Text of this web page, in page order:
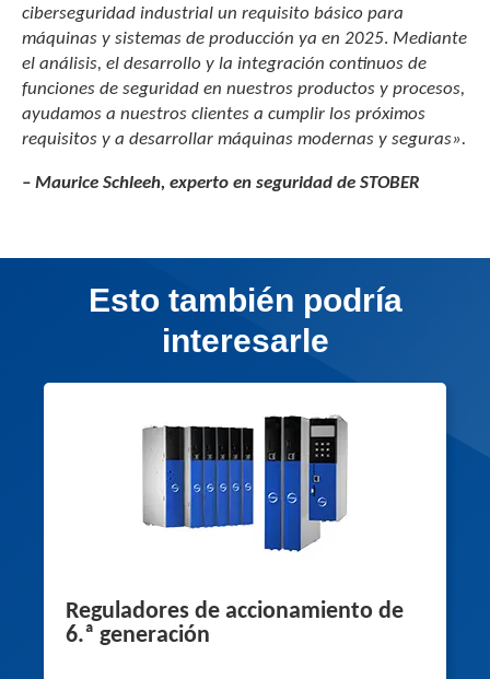
ciberseguridad industrial un requisito básico para
máquinas y sistemas de producción ya en 2025. Mediante
el análisis, el desarrollo y la integración continuos de
funciones de seguridad en nuestros productos y procesos,
ayudamos a nuestros clientes a cumplir los próximos
requisitos y a desarrollar máquinas modernas y seguras».
– Maurice Schleeh, experto en seguridad de STOBER
Esto también podría
interesarle
Reguladores de accionamiento de
6.ª generación